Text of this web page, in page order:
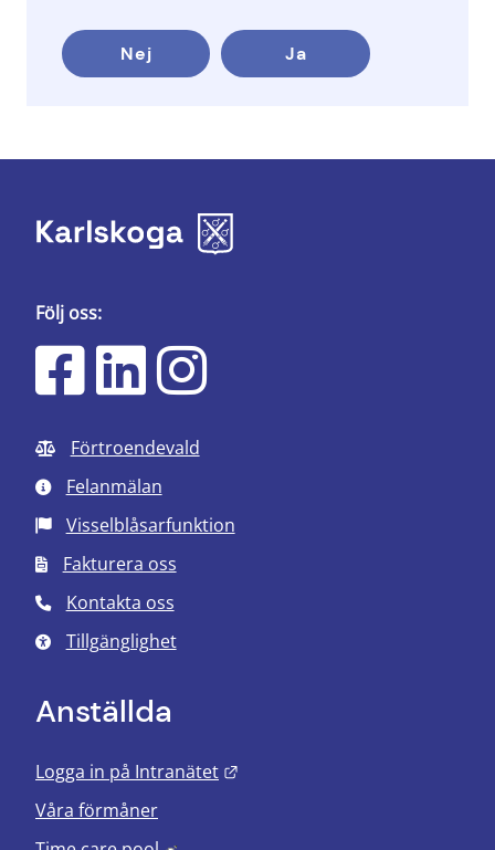
Nej Ja
Följ oss:
Förtroendevald
Felanmälan
Visselblåsarfunktion
Fakturera oss
Kontakta oss
Tillgänglighet
Anställda
Logga in på Intranätet
Våra förmåner